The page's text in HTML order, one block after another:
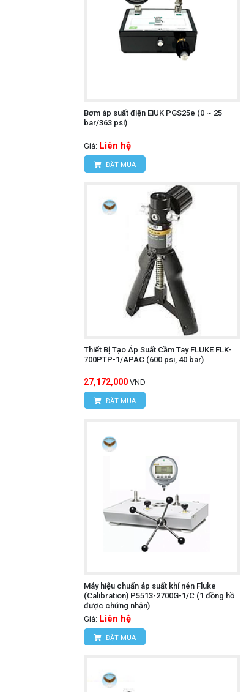
Bơm áp suất điện EiUK PGS25e (0 ~ 25
bar/363 psi)
Giá: Liên hệ
ĐẶT MUA
Thiết Bị Tạo Áp Suất Cầm Tay FLUKE FLK-
700PTP-1/APAC (600 psi, 40 bar)
27,172,000 VND
ĐẶT MUA
Máy hiệu chuẩn áp suất khí nén Fluke
(Calibration) P5513-2700G-1/C (1 đồng hồ
được chứng nhận)
Giá: Liên hệ
ĐẶT MUA